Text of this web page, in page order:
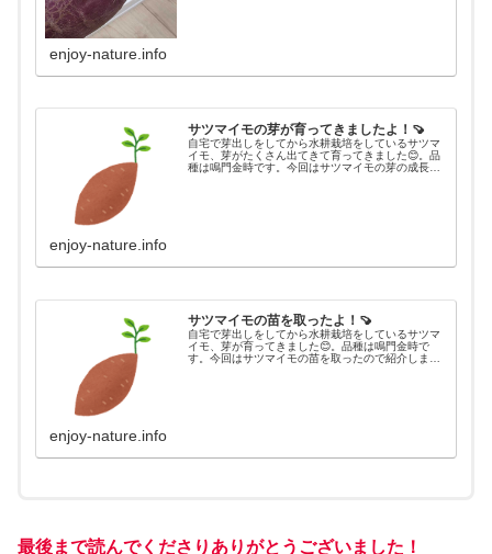
enjoy-nature.info
サツマイモの芽が育ってきましたよ！🍠
自宅で芽出しをしてから水耕栽培をしているサツマ
イモ、芽がたくさん出てきて育ってきました😊。品
種は鳴門金時です。今回はサツマイモの芽の成長状
enjoy-nature.info
サツマイモの苗を取ったよ！🍠
自宅で芽出しをしてから水耕栽培をしているサツマ
イモ、芽が育ってきました😊。品種は鳴門金時で
す。今回はサツマイモの苗を取ったので紹介します
enjoy-nature.info
最後まで読んでくださりありがとうございました！